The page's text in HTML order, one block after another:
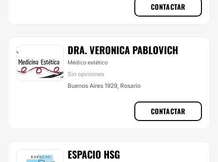
CONTACTAR
DRA. VERONICA PABLOVICH
Médico estético
Sin opiniones
Buenos Aires 1929, Rosario
CONTACTAR
ESPACIO HSG